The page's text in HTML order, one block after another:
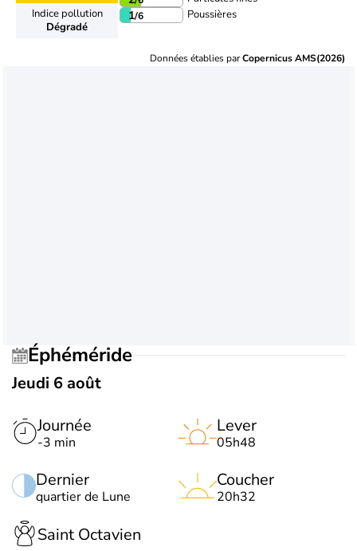
Indice pollution
Dégradé
1/6 Poussières
Données établies parCopernicus AMS(2026)
Éphéméride
Jeudi 6 août
Journée
-3 min
Dernier
quartier de Lune
Lever
05h48
Coucher
20h32
Saint Octavien